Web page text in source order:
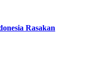
Rasakan